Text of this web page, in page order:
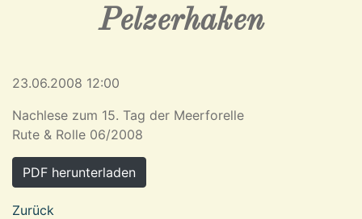
Pelzerhaken
23.06.2008 12:00
Nachlese zum 15. Tag der Meerforelle
Rute & Rolle 06/2008
PDF herunterladen
Zurück